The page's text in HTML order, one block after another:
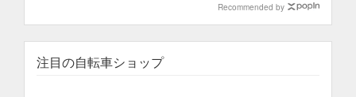
Recommended by
注目の自転車ショップ